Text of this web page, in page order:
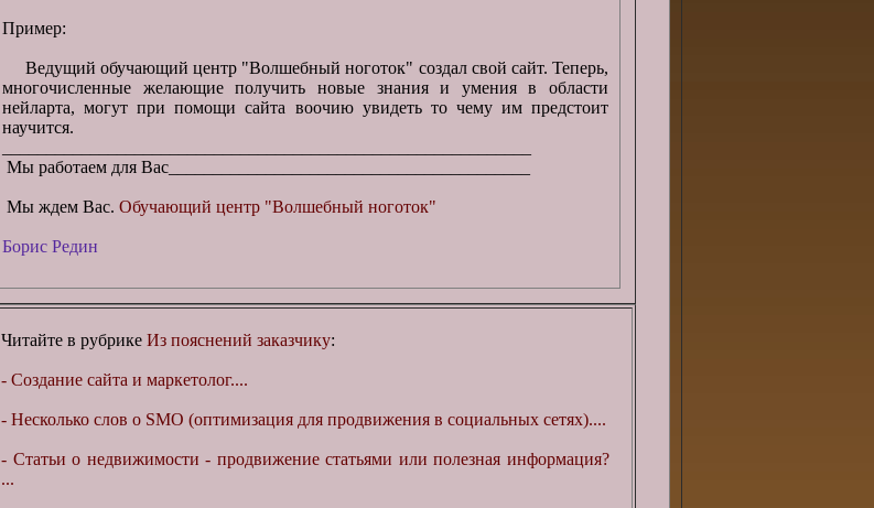
Пример:
Ведущий обучающий центр "Волшебный ноготок" создал свой сайт. Теперь,
многочисленные желающие получить новые знания и умения в области
нейларта, могут при помощи сайта воочию увидеть то чему им предстоит
научится.
Мы работаем для Вас_________________________________________
Мы ждем Вас. Обучающий центр "Волшебный ноготок"
Борис Редин
Читайте в рубрике Из пояснений заказчику:
- Создание сайта и маркетолог....
- Несколько слов о SMO (оптимизация для продвижения в социальных сетях)....
- Статьи о недвижимости - продвижение статьями или полезная информация?
...